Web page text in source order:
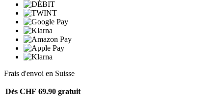
Frais d'envoi en Suisse
Dès CHF 69.90 gratuit